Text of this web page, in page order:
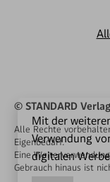
Mit der
Verwendung
digitalen
© STANDARD
Alle Rechte
Eigenbedarf.
Eine
Gebrauch hinaus ist